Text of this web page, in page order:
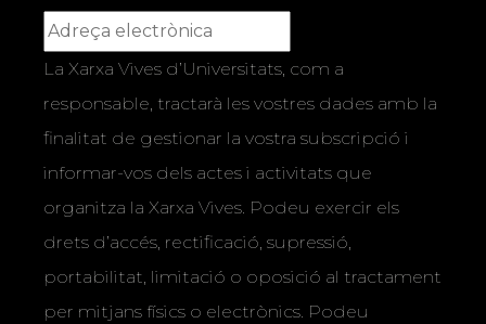
La Xarxa Vives d’Universitats, com a
responsable, tractarà les vostres dades amb la
finalitat de gestionar la vostra subscripció i
informar-vos dels actes i activitats que
organitza la Xarxa Vives. Podeu exercir els
drets d’accés, rectificació, supressió,
portabilitat, limitació o oposició al tractament
per mitjans físics o electrònics. Podeu